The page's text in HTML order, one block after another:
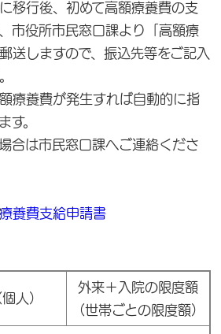
移行後、初めて高額療養費の支
市役所市民窓口課より「高額療
送しますので、振込先等をご記入
療養費が発生すれば自動的に指
す。
合は市民窓口課へご連絡くださ
養費支給申請書
人）
外来＋入院の限度額
（世帯ごとの限度額）